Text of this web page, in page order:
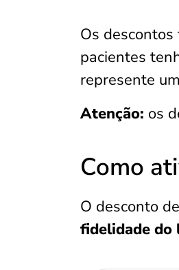
Os
pacientes
represente
Atenção: os
Como
O desconto
fidelidade do